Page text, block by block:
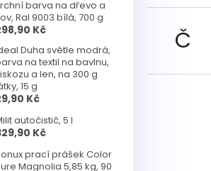
barva na dřevo a
Ral 9003 bílá, 700 g
Kč
Duha světle modrá,
na textil na bavlnu,
a len, na 300 g
15 g
Kč
autočistič, 5 l
Kč
prací prášek Color
Magnolia 5,85 kg, 90
Č